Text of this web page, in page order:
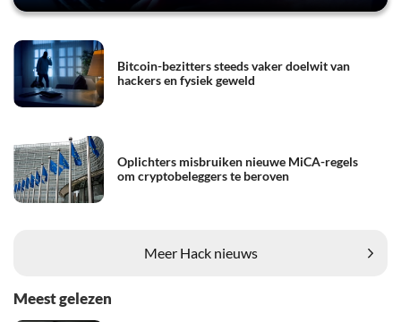
Bitcoin-bezitters steeds vaker doelwit van
hackers en fysiek geweld
Oplichters misbruiken nieuwe MiCA-regels
om cryptobeleggers te beroven
Meer Hack nieuws
Meest gelezen